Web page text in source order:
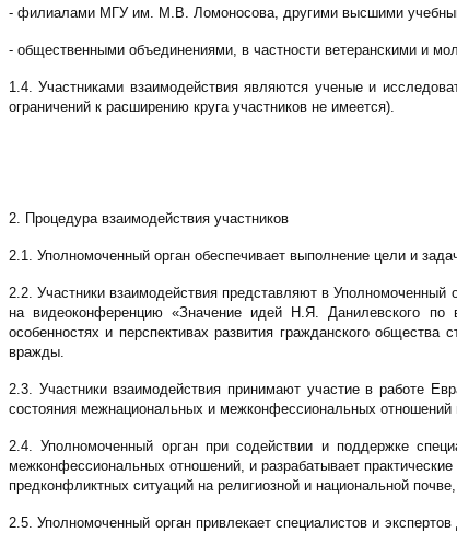
- филиалами МГУ им. М.В. Ломоносова, другими высшими
- общественными объединениями, в частности ветеранскими и
1.4. Участниками взаимодействия являются ученые и
ограничений к расширению круга участников не имеется).
2. Процедура взаимодействия участников
2.1. Уполномоченный орган обеспечивает выполнение цели и
2.2. Участники взаимодействия представляют в
на видеоконференцию «Значение идей Н.Я. Данилевского по
особенностях и перспективах развития гражданского
вражды.
2.3. Участники взаимодействия принимают участие в работе
состояния межнациональных и межконфессиональных отношений
2.4. Уполномоченный орган при содействии и поддержке
межконфессиональных отношений, и разрабатывает
предконфликтных ситуаций на религиозной и национальной
2.5. Уполномоченный орган привлекает специалистов и